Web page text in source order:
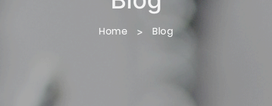
Home Blog